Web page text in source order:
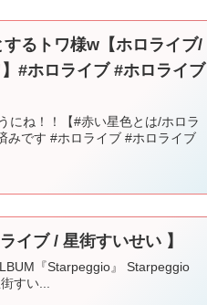
るトワ様w【ホロライブ/
#ホロライブ #ホロライブ
にね！！【#赤い星色とは/ホロラ
みです #ホロライブ #ホロライブ
イブ / 星街すいせい 】
『Starpeggio』 Starpeggio
い...